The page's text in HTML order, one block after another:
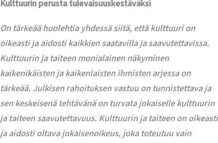
Kulttuurin perusta tulevaisuuskestäväksi
On tärkeää huolehtia yhdessä siitä, että kulttuuri on
oikeasti ja aidosti kaikkien saatavilla ja saavutettavissa.
Kulttuurin ja taiteen monialainen näkyminen
kaikenikäisten ja kaikenlaisten ihmisten arjessa on
tärkeää. Julkisen rahoituksen vastuu on tunnistettava ja
sen keskeisenä tehtävänä on turvata jokaiselle kulttuurin
ja taiteen saavutettavuus. Kulttuurin ja taiteen on oikeasti
ja aidosti oltava jokaisenoikeus, joka toteutuu vain